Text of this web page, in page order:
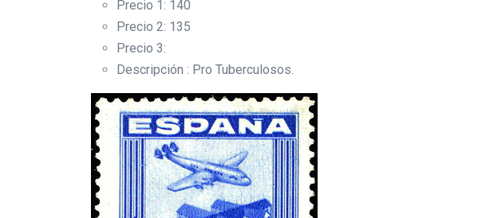
Precio 1: 140
Precio 2: 135
Precio 3:
Descripción : Pro Tuberculosos.